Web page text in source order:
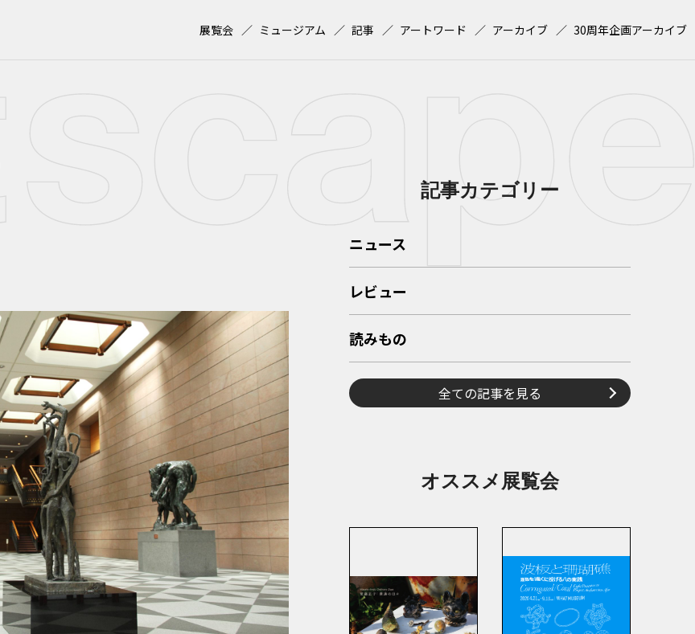
展覧会 ミュージアム 記事 アートワード アーカイブ 30周年企画アーカイブ
記事カテゴリー
ニュース
レビュー
読みもの
全ての記事を見る
オススメ展覧会